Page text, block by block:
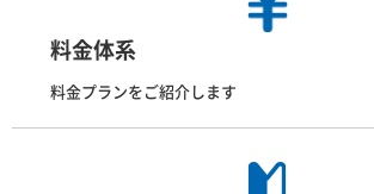
料金体系
料金プランをご紹介します